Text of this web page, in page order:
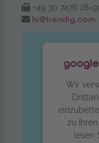
Fax:
+49 30 7476 28-
Email:
hi@trendig.com
Wir
zu
lesen